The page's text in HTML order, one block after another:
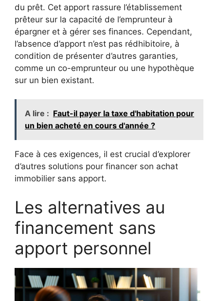
du prêt. Cet apport rassure l’établissement
prêteur sur la capacité de l’emprunteur à
épargner et à gérer ses finances. Cependant,
l’absence d’apport n’est pas rédhibitoire, à
condition de présenter d’autres garanties,
comme un co-emprunteur ou une hypothèque
sur un bien existant.
A lire : Faut-il payer la taxe d'habitation pour
un bien acheté en cours d'année ?
Face à ces exigences, il est crucial d’explorer
d’autres solutions pour financer son achat
immobilier sans apport.
Les alternatives au
financement sans
apport personnel